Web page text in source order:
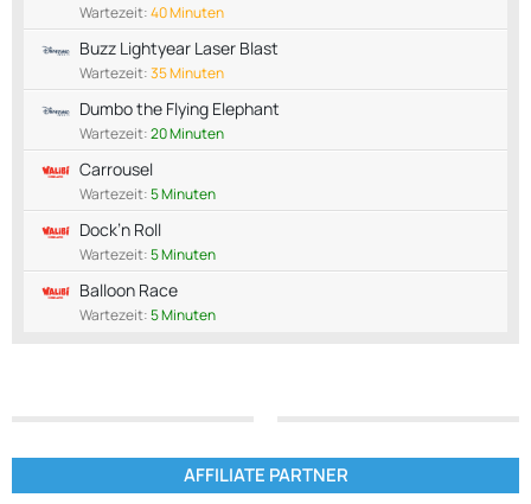
Wartezeit:40 Minuten
Buzz Lightyear Laser Blast
Wartezeit:35 Minuten
Dumbo the Flying Elephant
Wartezeit:20 Minuten
Carrousel
Wartezeit:5 Minuten
Dock’n Roll
Wartezeit:5 Minuten
Balloon Race
Wartezeit:5 Minuten
AFFILIATE PARTNER